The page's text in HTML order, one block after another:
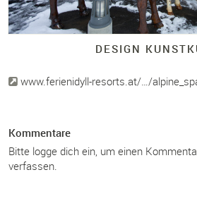
DESIGN
www.ferienidyll-resorts.at/…/
Kommentare
Bitte logge dich ein, um einen
verfassen.